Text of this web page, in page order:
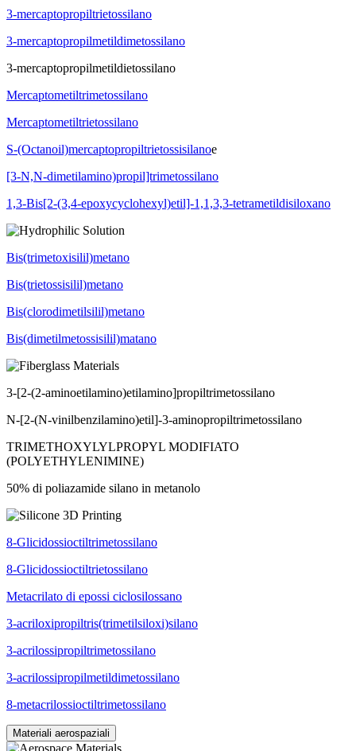
3-mercaptopropiltrietossilano
3-mercaptopropilmetildimetossilano
3-mercaptopropilmetildietossilano
Mercaptometiltrimetossilano
Mercaptometiltrietossilano
S-(Octanoil)mercaptopropiltrietossisilanoe
[3-N,N-dimetilamino)propil]trimetossilano
1,3-Bis[2-(3,4-epoxycyclohexyl)etil]-1,1,3,3-tetrametildisiloxano
Bis(trimetoxisilil)metano
Bis(trietossisilil)metano
Bis(clorodimetilsilil)metano
Bis(dimetilmetossisilil)matano
3-[2-(2-aminoetilamino)etilamino]propiltrimetossilano
N-[2-(N-vinilbenzilamino)etil]-3-aminopropiltrimetossilano
TRIMETHOXYLYLPROPYL MODIFIATO
(POLYETHYLENIMINE)
50% di poliazamide silano in metanolo
8-Glicidossioctiltrimetossilano
8-Glicidossioctiltrietossilano
Metacrilato di epossi ciclosilossano
3-acriloxipropiltris(trimetilsiloxi)silano
3-acrilossipropiltrimetossilano
3-acrilossipropilmetildimetossilano
8-metacrilossioctiltrimetossilano
Materiali aerospaziali